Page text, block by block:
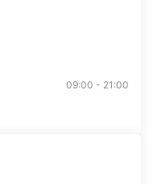
09:00 - 21:00